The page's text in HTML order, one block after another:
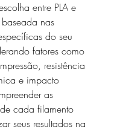
entre PLA e
baseada nas
do seu
fatores como
resistência
e impacto
as
cada filamento
seus resultados na